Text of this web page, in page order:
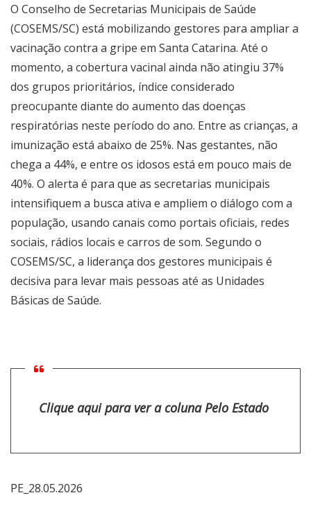
O Conselho de Secretarias Municipais de Saúde
(COSEMS/SC) está mobilizando gestores para ampliar a
vacinação contra a gripe em Santa Catarina. Até o
momento, a cobertura vacinal ainda não atingiu 37%
dos grupos prioritários, índice considerado
preocupante diante do aumento das doenças
respiratórias neste período do ano. Entre as crianças, a
imunização está abaixo de 25%. Nas gestantes, não
chega a 44%, e entre os idosos está em pouco mais de
40%. O alerta é para que as secretarias municipais
intensifiquem a busca ativa e ampliem o diálogo com a
população, usando canais como portais oficiais, redes
sociais, rádios locais e carros de som. Segundo o
COSEMS/SC, a liderança dos gestores municipais é
decisiva para levar mais pessoas até as Unidades
Básicas de Saúde.
Clique aqui para ver a coluna Pelo Estado
PE_28.05.2026